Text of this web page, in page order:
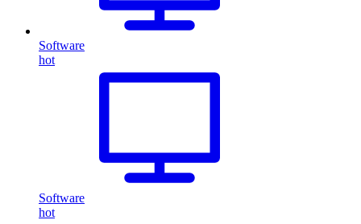
Software
hot
Software
hot